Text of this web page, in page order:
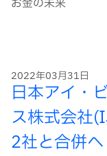
お金の未来
2022年03月31日
日本アイ・
ス株式会社
2社と合併へ